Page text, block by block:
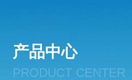
产品中心
PRODUCT CENTER